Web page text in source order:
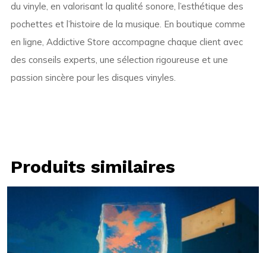
du vinyle, en valorisant la qualité sonore, l’esthétique des
pochettes et l’histoire de la musique. En boutique comme
en ligne, Addictive Store accompagne chaque client avec
des conseils experts, une sélection rigoureuse et une
passion sincère pour les disques vinyles.
Produits similaires